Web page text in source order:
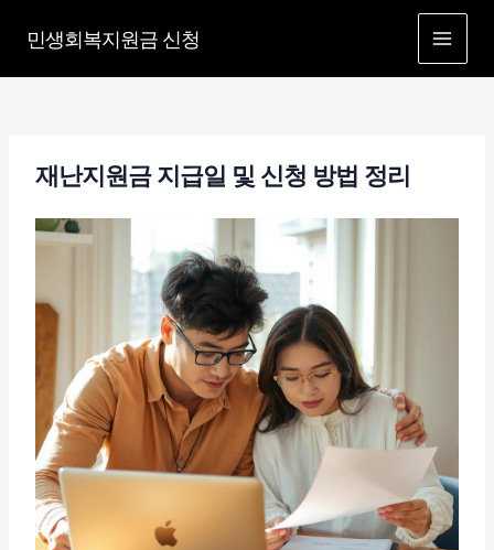
츠
민생회복지원금 신청
재난지원금 지급일 및 신청 방법 정리